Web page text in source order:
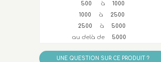
500 à 1000
1000 à 2500
2500 à5000
au delà de5000
UNE QUESTION SUR CE PRODUIT ?